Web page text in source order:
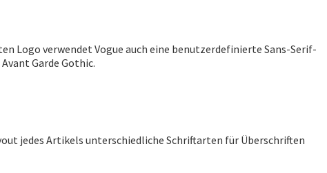
Logo verwendet Vogue auch eine benutzerdefinierte Sans-Serif-
Garde Gothic.
jedes Artikels unterschiedliche Schriftarten für Überschriften